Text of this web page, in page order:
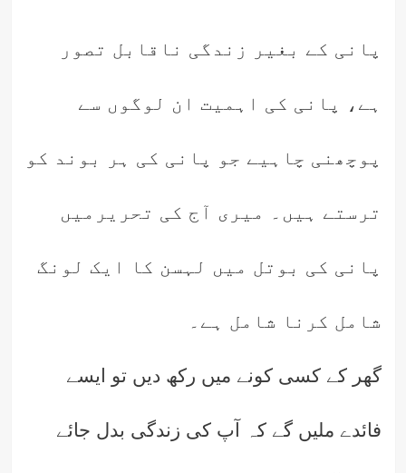
پانی کے بغیر زندگی ناقابل تصور
ہے، پانی کی اہمیت ان لوگوں سے
پوچھنی چاہیے جو پانی کی ہر بوند کو
ترستے ہیں۔ میری آج کی تحریرمیں
پانی کی بوتل میں لہسن کا ایک لونگ
شامل کرنا شامل ہے۔
گھر کے کسی کونے میں رکھ دیں تو ایسے
فائدے ملیں گے کہ آپ کی زندگی بدل جائے